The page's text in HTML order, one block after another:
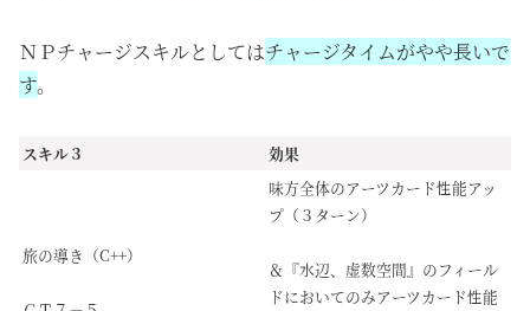
ＮＰチャージスキルとしてはチャージタイムがやや長いで
す。
スキル３ 効果
旅の導き（C++）
味方全体のアーツカード性能アッ
プ（３ターン）
＆『水辺、虚数空間』のフィール
ドにおいてのみアーツカード性能